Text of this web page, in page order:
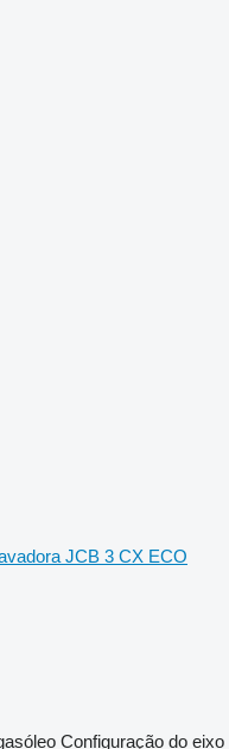
JCB 3 CX ECO
Configuração do eixo